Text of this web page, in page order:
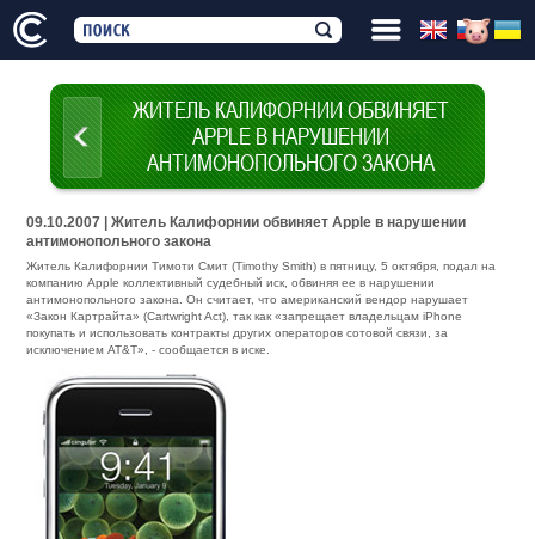
ЖИТЕЛЬ КАЛИФОРНИИ ОБВИНЯЕТ
APPLE В НАРУШЕНИИ
АНТИМОНОПОЛЬНОГО ЗАКОНА
09.10.2007 | Житель Калифорнии обвиняет Apple в нарушении
антимонопольного закона
Житель Калифорнии Тимоти Смит (Timothy Smith) в пятницу, 5 октября, подал на
компанию Apple коллективный судебный иск, обвиняя ее в нарушении
антимонопольного закона. Он считает, что американский вендор нарушает
«Закон Картрайта» (Cartwright Act), так как «запрещает владельцам iPhone
покупать и использовать контракты других операторов сотовой связи, за
исключением AT&T», - сообщается в иске.